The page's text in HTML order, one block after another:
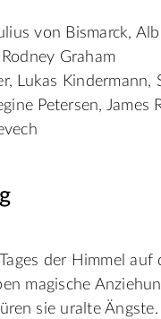
von Bismarck,
Graham
Lukas Kindermann,
Petersen, James
der Himmel auf
magische
sie uralte